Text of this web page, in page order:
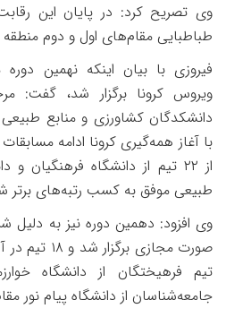
وی تصریح کرد: در پایان این
طباطبایی مقام‌های اول و دوم
فیروزی با بیان اینکه نهمین
ویروس کرونا برگزار شد، گفت:
دانشکدگان کشاورزی و منابع طبیعی
با آغاز همه‌گیری کرونا ادامه
از ۲۲ تیم از دانشگاه فرهنگیان و
طبیعی موفق به کسب رتبه‌های برتر
وی افزود: دهمین دوره نیز به دلیل
صورت مجازی برگزار شد و ۱۸ تیم در
تیم فرهیختگان از دانشگاه
جامعه‌شناسان از دانشگاه پیام نور